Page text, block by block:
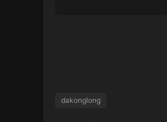
dakonglong